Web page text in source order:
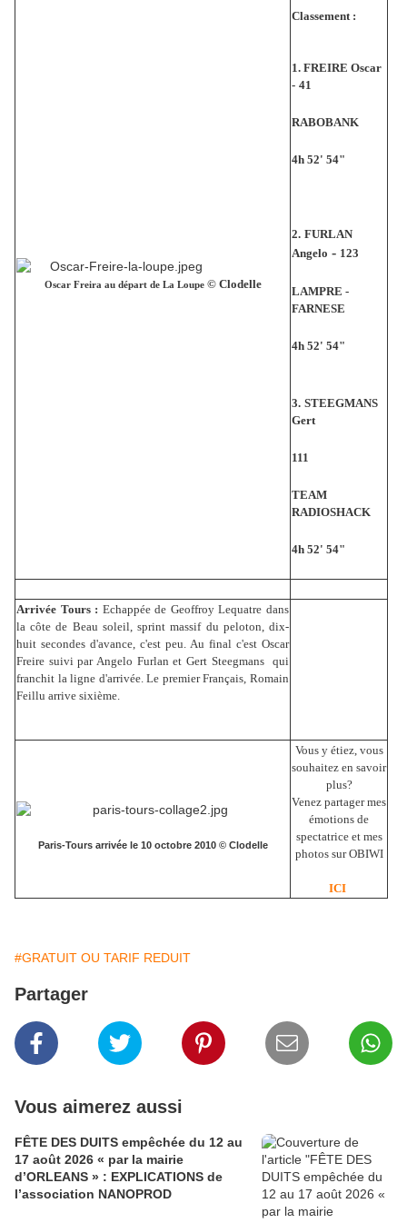
Oscar Freira au départ de La Loupe © Clodelle
Classement :
1. FREIRE Oscar
- 41
RABOBANK
4h 52' 54"
2. FURLAN
Angelo - 123
LAMPRE -
FARNESE
4h 52' 54"
3. STEEGMANS
Gert
111
TEAM
RADIOSHACK
4h 52' 54"
Arrivée Tours : Echappée de Geoffroy Lequatre dans
la côte de Beau soleil, sprint massif du peloton, dix-
huit secondes d'avance, c'est peu. Au final c'est Oscar
Freire suivi par Angelo Furlan et Gert Steegmans qui
franchit la ligne d'arrivée. Le premier Français, Romain
Feillu arrive sixième.
Paris-Tours arrivée le 10 octobre 2010 © Clodelle
Vous y étiez, vous
souhaitez en savoir
plus?
Venez partager mes
émotions de
spectatrice et mes
photos sur OBIWI
ICI
#GRATUIT OU TARIF REDUIT
Partager
Vous aimerez aussi
FÊTE DES DUITS empêchée du 12 au
17 août 2026 « par la mairie
d’ORLEANS » : EXPLICATIONS de
l’association NANOPROD